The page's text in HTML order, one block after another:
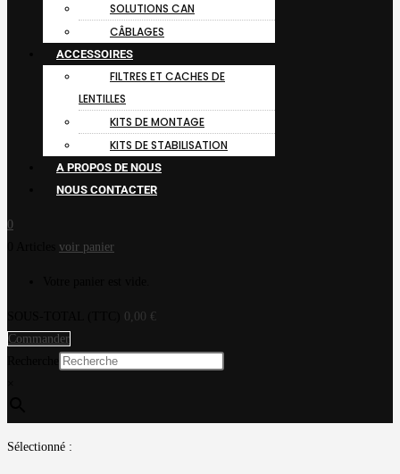
SOLUTIONS CAN
CÂBLAGES
ACCESSOIRES
FILTRES ET CACHES DE
LENTILLES
KITS DE MONTAGE
KITS DE STABILISATION
A PROPOS DE NOUS
NOUS CONTACTER
0
voir panier
0,00 €
Commander
Sélectionné :